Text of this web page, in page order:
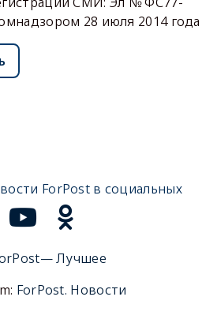
28 июля 2014 года
ForPost в социальных
Лучшее
ForPost. Новости